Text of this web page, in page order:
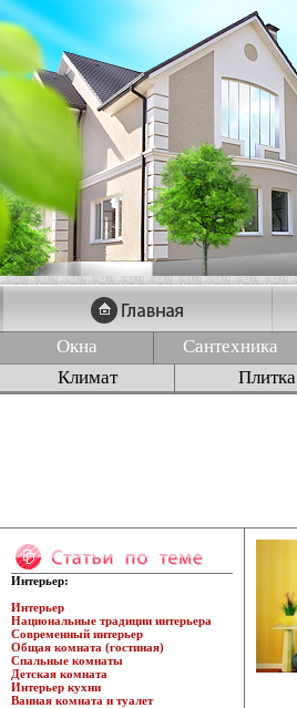
Окна Сантехника
Климат
Плитка
Интерьер:
Интерьер
Национальные традиции интерьера
Современный интерьер
Общая комната (гостиная)
Спальные комнаты
Детская комната
Интерьер кухни
Ванная комната и туалет